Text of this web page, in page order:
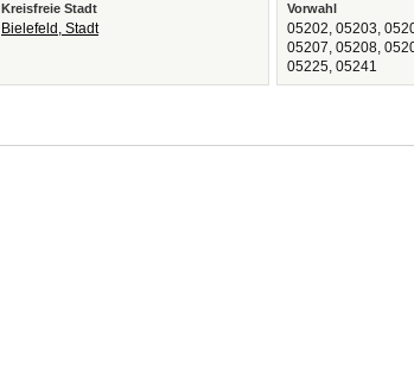
Kreisfreie Stadt
Bielefeld, Stadt
Vorwahl
05202, 05203,
05207, 05208,
05225, 05241